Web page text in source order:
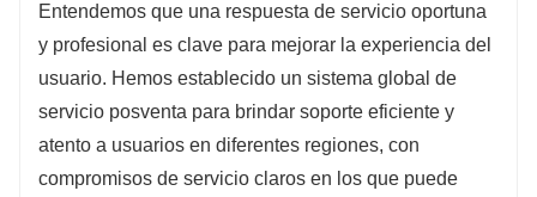
Entendemos que una respuesta de servicio oportuna
y profesional es clave para mejorar la experiencia del
usuario. Hemos establecido un sistema global de
servicio posventa para brindar soporte eficiente y
atento a usuarios en diferentes regiones, con
compromisos de servicio claros en los que puede